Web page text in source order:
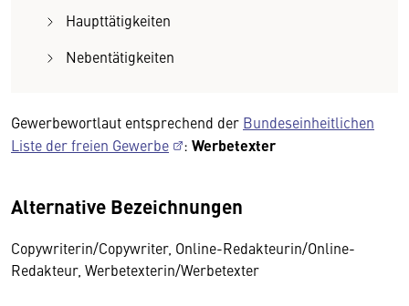
Haupttätigkeiten
Nebentätigkeiten
Gewerbewortlaut entsprechend der Bundeseinheitlichen
Liste der freien Gewerbe
: Werbetexter
Alternative Bezeichnungen
Copywriterin/Copywriter, Online-Redakteurin/Online-
Redakteur, Werbetexterin/Werbetexter